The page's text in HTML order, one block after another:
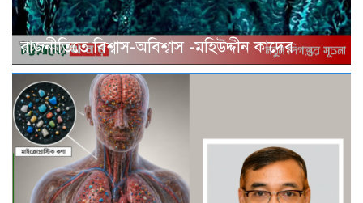
রাজনীতিতে বিশ্বাস-অবিশ্বাস -মহিউদ্দীন কাদের